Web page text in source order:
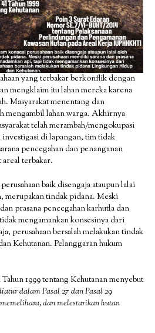
yang terbakar berkonflik dengan
mengklaim itu lahan mereka karena
Masyarakat menentang dan
mengambil lahan warga. Akhirnya
telah merambah/mengokupasi
investigasi di lapangan, tim tidak
pencegahan dan penanganan
areal terbakar.
baik disengaja ataupun lalai
merupakan tindak pidana. Meski
prasana pencegahan karhutla dan
mengamankan konsesinya dari
perusahaan bersalah melakukan tindak
Kehutanan. Pelanggaran hukum
1999 tentang Kehutanan menyebut
dalam Pasal 27 dan Pasal 29
dan melestarikan hutan